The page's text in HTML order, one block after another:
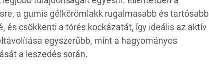
a gumis gélkörömlakk rugalmasabb és tartósabb
és csökkenti a törés kockázatát, így ideális az aktív
egyszerűbb, mint a hagyományos
a leszedés során.